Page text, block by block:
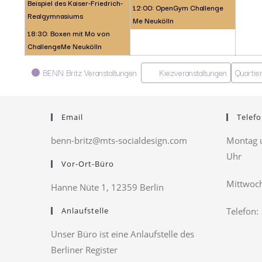
Beispiel des Kaiser-Friedrich-
Realgymnasiums
18:30: Boxen mit Mo von
ChallengeMe Neukölln
12:00: OpenGym Challenge
Me Neukölln
Kategorien
BENN Britz Veranstaltungen Kiezveranstaltungen
Email
benn-britz@mts-socialdesign.com
Vor-Ort-Büro
Hanne Nüte 1, 12359 Berlin
Anlaufstelle
Unser Büro ist eine Anlaufstelle des
Berliner Register
Montag
Uhr